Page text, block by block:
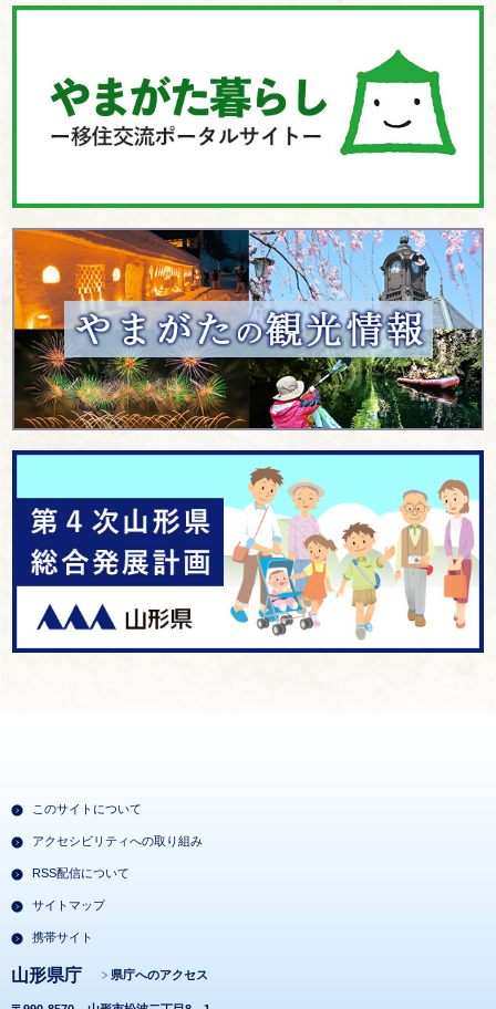
このサイトについて
アクセシビリティへの取り組み
RSS配信について
サイトマップ
携帯サイト
山形県庁 県庁へのアクセス